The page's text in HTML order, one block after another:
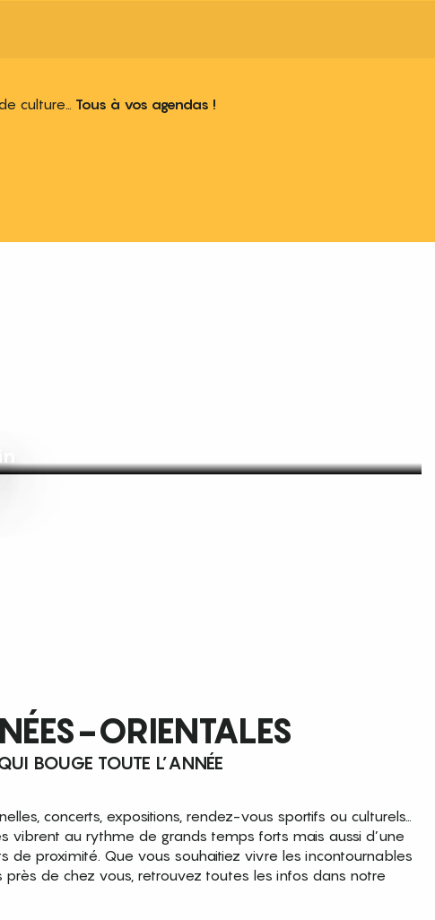
culture… Tous à vos agendas !
ORIENTALES
BOUGE TOUTE L’ANNÉE
concerts, expositions, rendez-vous sportifs ou culturels…
vibrent au rythme de grands temps forts mais aussi d’une
de proximité. Que vous souhaitiez vivre les incontournables
près de chez vous, retrouvez toutes les infos dans notre